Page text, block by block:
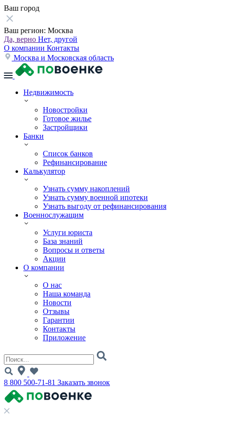
Ваш город
Ваш регион: Москва
Да, верно Нет, другой
О компании Контакты
Москва и Московская область
Недвижимость
Новостройки
Готовое жилье
Застройщики
Банки
Список банков
Рефинансирование
Калькулятор
Узнать сумму накоплений
Узнать сумму военной ипотеки
Узнать выгоду от рефинансирования
Военнослужащим
Услуги юриста
База знаний
Вопросы и ответы
Акции
О компании
О нас
Наша команда
Новости
Отзывы
Гарантии
Контакты
Приложение
8 800 500-71-81 Заказать звонок